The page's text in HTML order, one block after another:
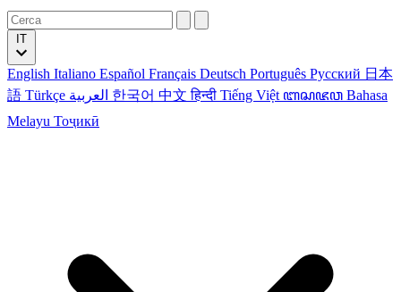
English Italiano Español Français Deutsch Português Русский 日本
語 Türkçe 한국어 中文हिन्दी Tiếng Việt ꦧꦱꦗꦮ Bahasa
Melayu Тоҷикӣ